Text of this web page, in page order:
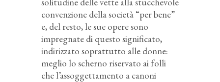
convenzione della società “per bene”
e, del resto, le sue opere sono
impregnate di questo significato,
indirizzato soprattutto alle donne:
meglio lo scherno riservato ai folli
che l’assoggettamento a canoni